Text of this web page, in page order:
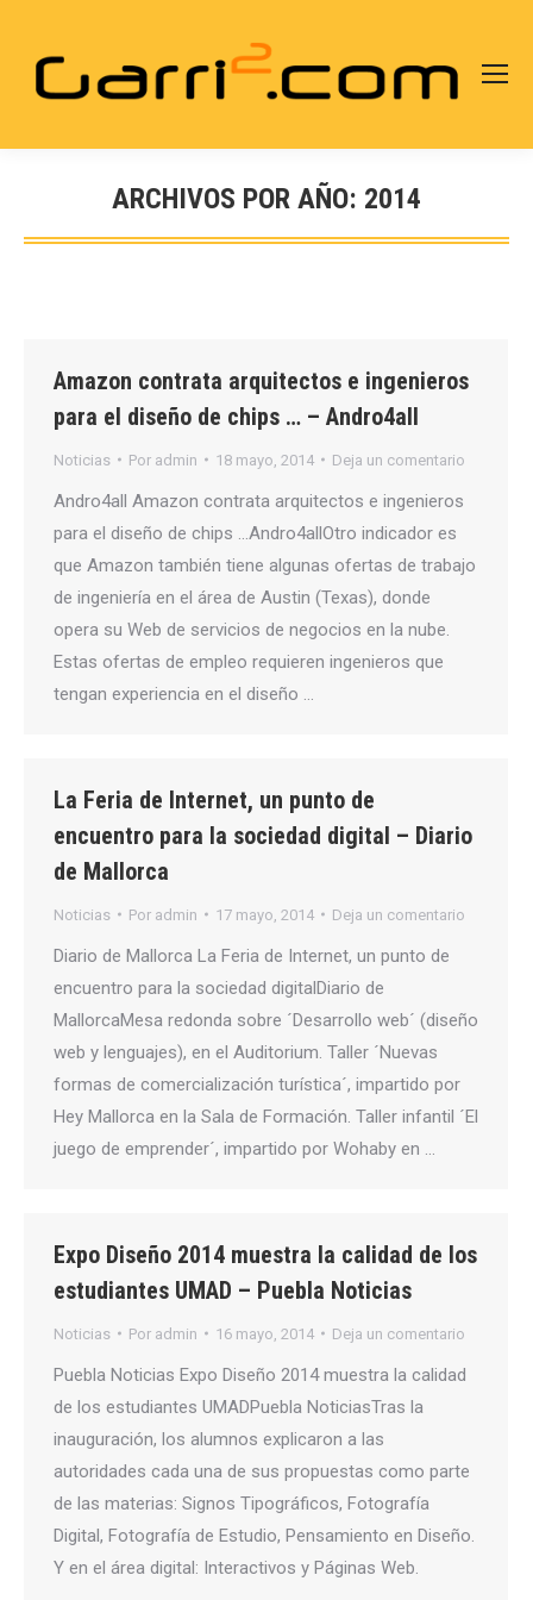
ARCHIVOS POR AÑO: 2014
Estás aquí:
Amazon contrata arquitectos e ingenieros
para el diseño de chips … – Andro4all
Noticias Por admin 18 mayo, 2014 Deja un comentario
Andro4all Amazon contrata arquitectos e ingenieros
para el diseño de chips …Andro4allOtro indicador es
que Amazon también tiene algunas ofertas de trabajo
de ingeniería en el área de Austin (Texas), donde
opera su Web de servicios de negocios en la nube.
Estas ofertas de empleo requieren ingenieros que
tengan experiencia en el diseño …
La Feria de Internet, un punto de
encuentro para la sociedad digital – Diario
de Mallorca
Noticias Por admin 17 mayo, 2014 Deja un comentario
Diario de Mallorca La Feria de Internet, un punto de
encuentro para la sociedad digitalDiario de
MallorcaMesa redonda sobre ´Desarrollo web´ (diseño
web y lenguajes), en el Auditorium. Taller ´Nuevas
formas de comercialización turística´, impartido por
Hey Mallorca en la Sala de Formación. Taller infantil ´El
juego de emprender´, impartido por Wohaby en …
Expo Diseño 2014 muestra la calidad de los
estudiantes UMAD – Puebla Noticias
Noticias Por admin 16 mayo, 2014 Deja un comentario
Puebla Noticias Expo Diseño 2014 muestra la calidad
de los estudiantes UMADPuebla NoticiasTras la
inauguración, los alumnos explicaron a las
autoridades cada una de sus propuestas como parte
de las materias: Signos Tipográficos, Fotografía
Digital, Fotografía de Estudio, Pensamiento en Diseño.
Y en el área digital: Interactivos y Páginas Web.